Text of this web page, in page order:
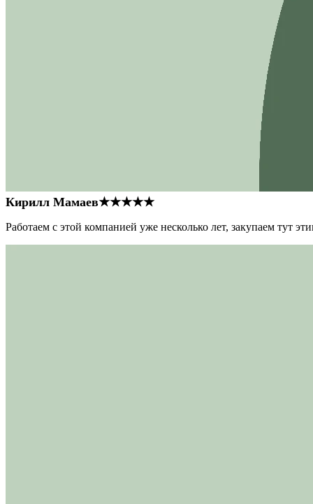
Кирилл Мамаев★★★★★
Работаем с этой компанией уже несколько лет, закупаем тут